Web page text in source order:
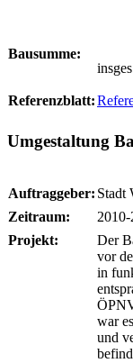
Bausumme:
Referenzblatt:
Umgestaltung
Auftraggeber: Stadt
Zeitraum:
Projekt:
Der
vor
in
war
und